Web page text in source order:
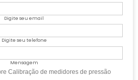
Digite seu email
Digite seu telefone
Mensagem